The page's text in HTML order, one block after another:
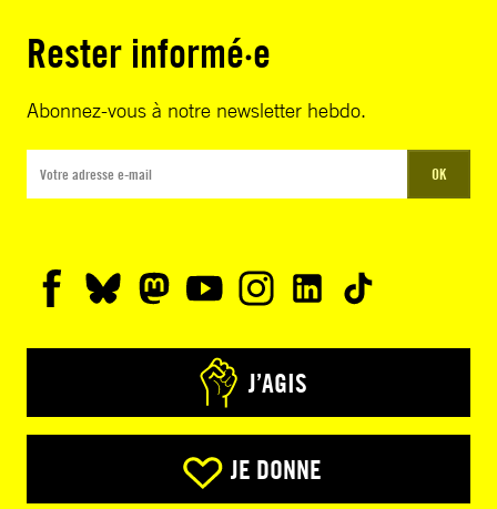
Rester informé·e
Abonnez-vous à notre newsletter hebdo.
OK
J’AGIS
JE DONNE